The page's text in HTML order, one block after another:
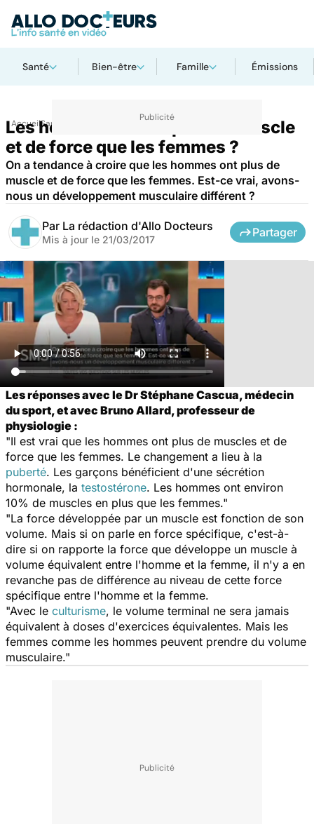
Santé Bien-être Famille Émissions
AccueilSanté
Les hommes ont-ils plus de muscle
et de force que les femmes ?
On a tendance à croire que les hommes ont plus de
muscle et de force que les femmes. Est-ce vrai, avons-
nous un développement musculaire différent ?
Par La rédaction d'Allo Docteurs
Mis à jour le 21/03/2017
Partager
Les réponses avec le Dr Stéphane Cascua, médecin
du sport, et avec Bruno Allard, professeur de
physiologie :
"Il est vrai que les hommes ont plus de muscles et de
force que les femmes. Le changement a lieu à la
puberté. Les garçons bénéficient d'une sécrétion
hormonale, la testostérone. Les hommes ont environ
10% de muscles en plus que les femmes."
"La force développée par un muscle est fonction de son
volume. Mais si on parle en force spécifique, c'est-à-
dire si on rapporte la force que développe un muscle à
volume équivalent entre l'homme et la femme, il n'y a en
revanche pas de différence au niveau de cette force
spécifique entre l'homme et la femme.
"Avec le culturisme, le volume terminal ne sera jamais
équivalent à doses d'exercices équivalentes. Mais les
femmes comme les hommes peuvent prendre du volume
musculaire."